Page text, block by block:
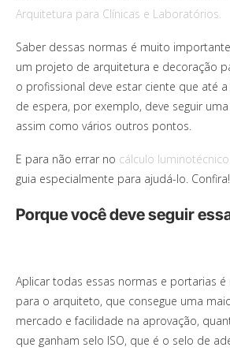
Arquitetura para Clínicas e Laboratórios.
Saber dessas normas é muito
um projeto de arquitetura e decoração
o profissional deve estar ciente que até
de espera, por exemplo, deve seguir
assim como vários outros pontos.
E para não errar no cálculo luminotécnico
guia especialmente para ajudá-lo. Confira!
Porque você deve seguir
Aplicar todas essas normas e portarias
para o arquiteto, que consegue uma
mercado e facilidade na aprovação,
que ganham selo ISO, que é o selo de